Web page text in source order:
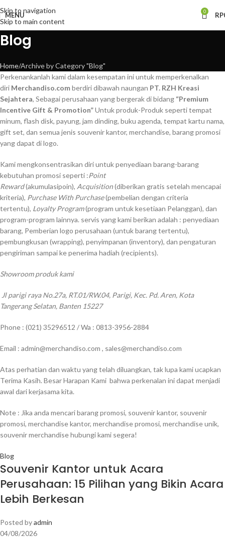
Skip to navigation
Skip to main content
MENU 0 RP
Blog
Home Archive by Category "Blog"
Perkenankanlah kami dalam kesempatan ini untuk memperkenalkan
diri Merchandiso.comberdiri dibawah naungan PT. RZH Kreasi
Sejahtera, Sebagai perusahaan yang bergerak di bidang “Premium
Incentive Gift & Promotion”Untuk produk-Produk seperti tempat
minum, flash disk, payung, jam dinding, buku agenda, tempat kartu nama,
gift set, dan semua jenis souvenir kantor, merchandise, barang promosi
yang dapat di logo.
Kami mengkonsentrasikan diri untuk penyediaan barang-barang
kebutuhan promosi seperti :Point
Reward(akumulasipoin), Acquisition(diberikan gratis setelah mencapai
kriteria), Purchase With Purchase(pembelian dengan criteria
tertentu), Loyalty Program(program untuk kesetiaan Pelanggan), dan
program-program lainnya. servis yang kami berikan adalah : penyediaan
barang, Pemberian logo perusahaan (untuk barang tertentu),
pembungkusan (wrapping), penyimpanan (inventory), dan pengaturan
pengiriman sampai ke penerima hadiah (recipients).
Showroom produk kami
Jl parigi raya No.27a, RT.01/RW.04, Parigi, Kec. Pd. Aren, Kota
Tangerang Selatan, Banten 15227
Phone : (021) 35296512 / Wa : 0813-3956-2884
Email : admin@merchandiso.com , sales@merchandiso.com
Atas perhatian dan waktu yang telah diluangkan, tak lupa kami ucapkan
Terima Kasih. Besar Harapan Kami bahwa perkenalan ini dapat menjadi
awal dari kerjasama kita.
Note : Jika anda mencari barang promosi, souvenir kantor, souvenir
promosi, merchandise kantor, merchandise promosi, merchandise unik,
souvenir merchandise hubungi kami segera!
Blog
Souvenir Kantor untuk Acara
Perusahaan: 15 Pilihan yang Bikin Acara
Lebih Berkesan
Posted byadmin
04/08/2026